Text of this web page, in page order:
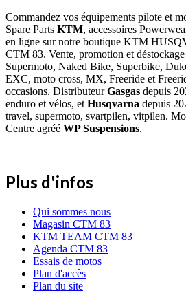
Commandez vos équipements pilote et
Spare Parts KTM, accessoires
en ligne sur notre boutique KTM
CTM 83. Vente, promotion et
Supermoto, Naked Bike, Superbike,
EXC, moto cross, MX, Freeride et
occasions. DistributeurGasgas depuis
enduro et vélos, et Husqvarna depuis
travel, supermoto, svartpilen, vitpilen.
Centre agréé WP Suspensions.
Plus d'infos
Qui sommes nous
Magasin CTM 83
KTM TEAM CTM 83
Agenda CTM 83
Essais de motos
Plan d'accès
Plan du site